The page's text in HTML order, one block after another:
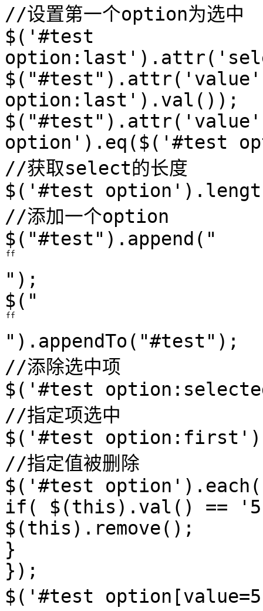
//设置第一个option为选中
$('#test
option:last').val());
option').eq($('#test
//获取select的长度
$('#test
//添加一个option
$("#test").append("
");
$("
").appendTo("#test");
//添除选中项
$('#test
//指定项选中
$('#test
//指定值被删除
$('#test
if( $(this).val() ==
$(this).remove();
}
});
$('#test